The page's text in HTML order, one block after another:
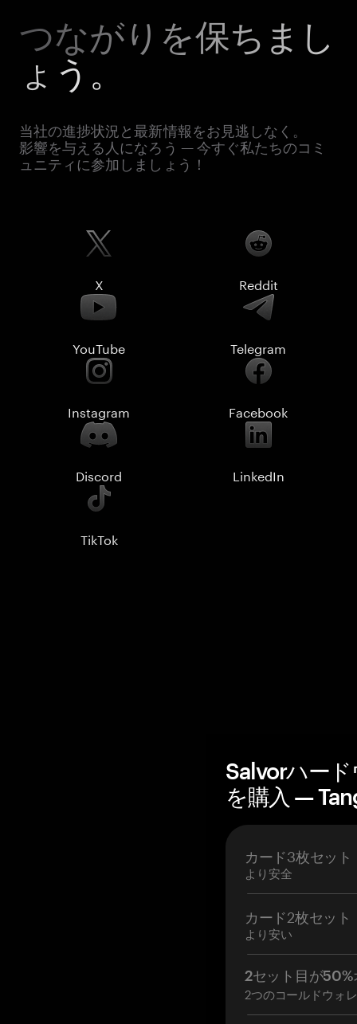
つながりを保ちまし
ょう。
当社の進捗状況と最新情報をお見逃しなく。
影響を与える人になろう — 今すぐ私たちのコミ
ュニティに参加しましょう！
X Reddit
YouTube Telegram
Instagram Facebook
Discord LinkedIn
TikTok
Salvorハー
を購入 —
カード3枚セット
より安全
カード2枚セット
より安い
2セット目が50%
2つのコールドウォ